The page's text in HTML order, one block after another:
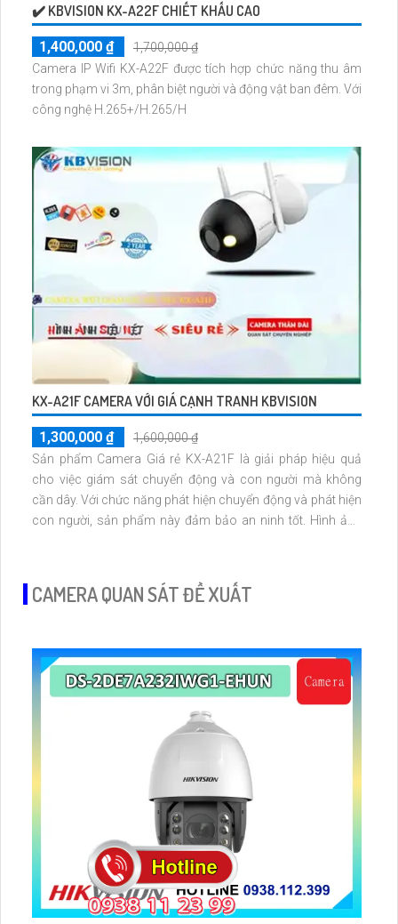
✔️ KBVISION KX-A22F CHIẾT KHẤU CAO
1,400,000 ₫
1,700,000 ₫
Camera IP Wifi KX-A22F được tích hợp chức năng thu âm
trong phạm vi 3m, phân biệt người và động vật ban đêm. Với
công nghệ H.265+/H.265/H
KX-A21F CAMERA VỚI GIÁ CẠNH TRANH KBVISION
1,300,000 ₫
1,600,000 ₫
Sản phẩm Camera Giá rẻ KX-A21F là giải pháp hiệu quả
cho việc giám sát chuyển động và con người mà không
cần dây. Với chức năng phát hiện chuyển động và phát hiện
con người, sản phẩm này đảm bảo an ninh tốt. Hình ảnh
trải nghiệm giám sát chất lượng
CAMERA QUAN SÁT ĐỀ XUẤT